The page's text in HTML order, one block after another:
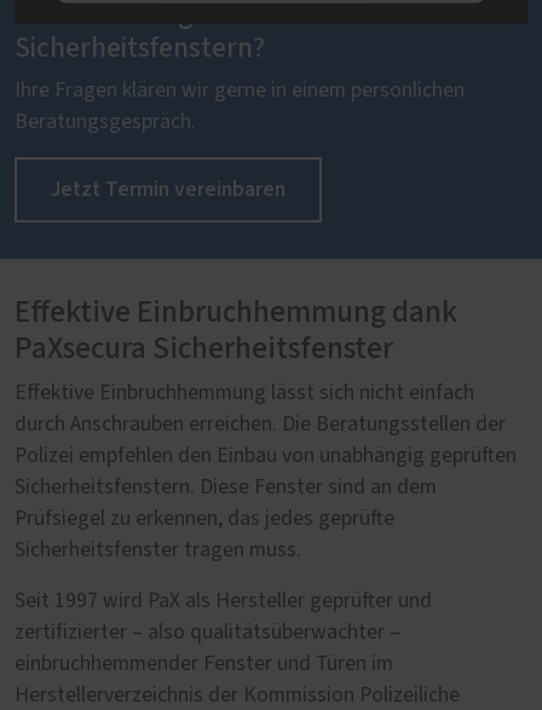
Akzeptieren
powered byUsercentrics Consent
Management Platform
Sicherheitsfenstern?
Ihre Fragen klären wir gerne in einem persönlichen
Beratungsgespräch.
Jetzt Termin vereinbaren
Effektive Einbruchhemmung dank
PaXsecura Sicherheitsfenster
Effektive Einbruchhemmung lässt sich nicht einfach
durch Anschrauben erreichen. Die Beratungsstellen der
Polizei empfehlen den Einbau von unabhängig geprüften
Sicherheitsfenstern. Diese Fenster sind an dem
Prüfsiegel zu erkennen, das jedes geprüfte
Sicherheitsfenster tragen muss.
Seit 1997 wird PaX als Hersteller geprüfter und
zertifizierter – also qualitätsüberwachter –
einbruchhemmender Fenster und Türen im
Herstellerverzeichnis der Kommission Polizeiliche